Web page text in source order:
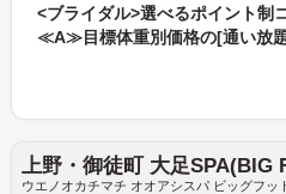
上野・御徒町 大足SPA(BIG
ウエノオカチマチ オオアシスパ ビッグフッ